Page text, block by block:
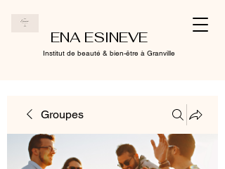
ENA ESINEVE
Institut de beauté & bien-être à Granville
Groupes